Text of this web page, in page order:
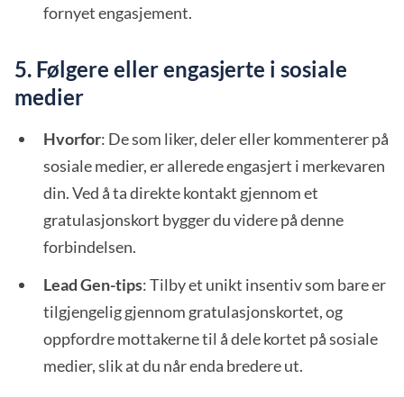
fornyet engasjement.
5. Følgere eller engasjerte i sosiale
medier
Hvorfor: De som liker, deler eller kommenterer på
sosiale medier, er allerede engasjert i merkevaren
din. Ved å ta direkte kontakt gjennom et
gratulasjonskort bygger du videre på denne
forbindelsen.
Lead Gen-tips: Tilby et unikt insentiv som bare er
tilgjengelig gjennom gratulasjonskortet, og
oppfordre mottakerne til å dele kortet på sosiale
medier, slik at du når enda bredere ut.